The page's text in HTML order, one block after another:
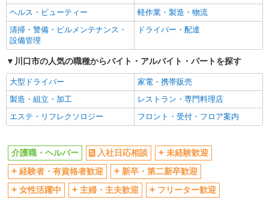
フリーター歓迎
学歴不問
ブランクOK
ミドル（40代～）活躍中
エルダー（50代～）活躍中
高収入・高額
ボーナス・賞与あり
昇給あり
完全週休2日制
フルタイム歓迎
禁煙・分煙
駅直結・駅チカ
車通勤OK
残業少なめ（月20h未満）
交通費支給
社会保険あり
産休・育休取得実績あり
退職金・財形貯蓄制度あり
各種手当（家族・役職・インセン
ティブなど）あり
ヘルス・ビューティー
軽作業・製造・物流
清掃・警備・ビルメンテナンス・
設備管理
ドライバー・配達
川口市の人気の職種からバイト・アルバイト・パートを探す
大型ドライバー
家電・携帯販売
製造・組立・加工
レストラン・専門料理店
エステ・リフレクソロジー
フロント・受付・フロア案内
介護職・ヘルパー 入社日応相談
未経験歓迎
経験者・有資格者歓迎
新卒・第二新卒歓迎
女性活躍中
主婦・主夫歓迎
フリーター歓迎